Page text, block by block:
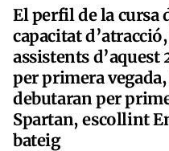
El perfil de la cursa
capacitat
assistents
per primera
debutaran per
Spartan, escollint
bateig